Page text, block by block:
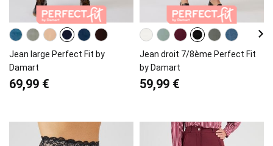
Jean large Perfect Fit by
Damart
69,99 €
Jean droit 7/8ème Perfect Fit
by Damart
59,99 €